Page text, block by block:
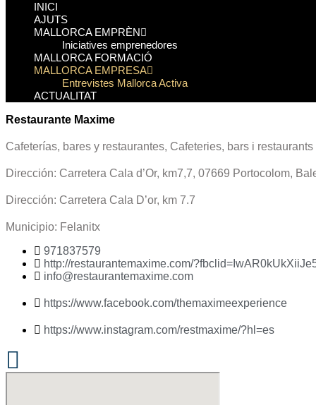
INICI
AJUTS
MALLORCA EMPRÈN
Iniciatives emprenedores
MALLORCA FORMACIÓ
MALLORCA EMPRESA
Entrevistes Mallorca Activa
ACTUALITAT
Restaurante Maxime
Cafeterías, bares y restaurantes, Cafeteries, bars i restaurants
Dirección: Carretera Cala d’Or, km7,7, 07669 Portocolom,
Dirección: Carretera Cala D’or, km 7.7
Municipio: Felanitx
971837579
http://restaurantemaxime.com/
info@restaurantemaxime.com
https://www.facebook.com/themaximeexperience
https://www.instagram.com/restmaxime/?hl=es